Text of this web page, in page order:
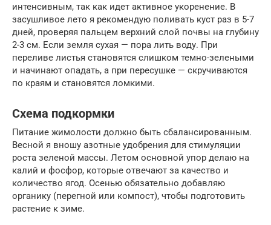
интенсивным, так как идет активное укоренение. В
засушливое лето я рекомендую поливать куст раз в 5-7
дней, проверяя пальцем верхний слой почвы на глубину
2-3 см. Если земля сухая — пора лить воду. При
переливе листья становятся слишком темно-зелеными
и начинают опадать, а при пересушке — скручиваются
по краям и становятся ломкими.
Схема подкормки
Питание жимолости должно быть сбалансированным.
Весной я вношу азотные удобрения для стимуляции
роста зеленой массы. Летом основной упор делаю на
калий и фосфор, которые отвечают за качество и
количество ягод. Осенью обязательно добавляю
органику (перегной или компост), чтобы подготовить
растение к зиме.